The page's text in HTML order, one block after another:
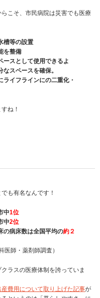
こそ、市民病院は災害でも医療
槽等の設置
を整備
スとして使用できるよ
スペースを確保。
イフラインにの二重化・
ね！
も有名なんです！
中1位
中2位
の病床数は全国平均の約２
医師・薬剤師調査）
ラスの医療体制を誇っていま
産費用について取り上げた記事が